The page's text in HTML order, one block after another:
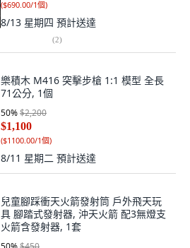
($690.00/1個)
8/13 星期四 預計送達
(2)
樂積木 M416 突擊步槍 1:1 模型 全長
71公分, 1個
50%$2,200
$1,100
($1100.00/1個)
8/11 星期二 預計送達
兒童腳踩衝天火箭發射筒 戶外飛天玩
具 腳踏式發射器, 沖天火箭 配3無燈支
火箭含發射器, 1套